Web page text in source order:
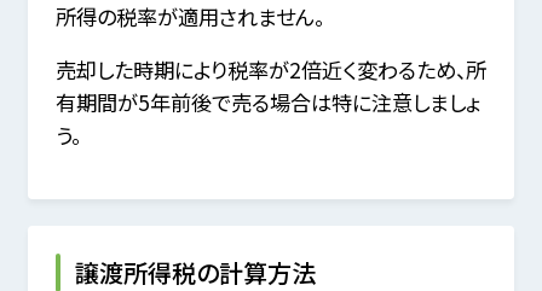
所得の税率が適用されません。
売却した時期により税率が2倍近く変わるため、所
有期間が5年前後で売る場合は特に注意しましょ
う。
譲渡所得税の計算方法